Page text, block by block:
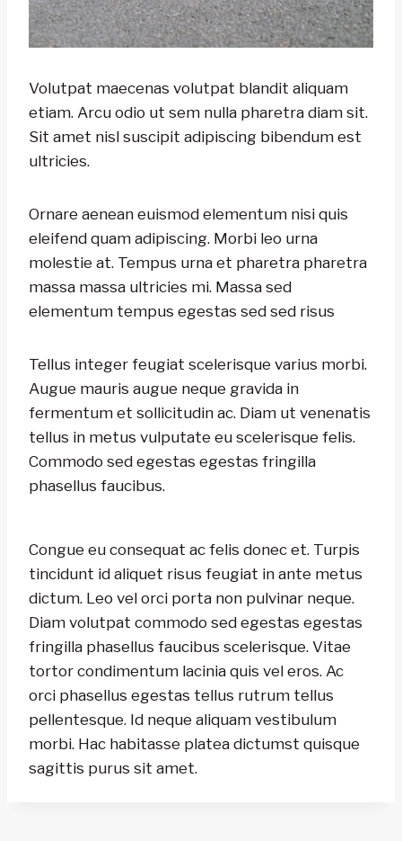
Volutpat maecenas volutpat blandit aliquam
etiam. Arcu odio ut sem nulla pharetra diam sit.
Sit amet nisl suscipit adipiscing bibendum est
ultricies.
Ornare aenean euismod elementum nisi quis
eleifend quam adipiscing. Morbi leo urna
molestie at. Tempus urna et pharetra pharetra
massa massa ultricies mi. Massa sed
elementum tempus egestas sed sed risus
Tellus integer feugiat scelerisque varius morbi.
Augue mauris augue neque gravida in
fermentum et sollicitudin ac. Diam ut venenatis
tellus in metus vulputate eu scelerisque felis.
Commodo sed egestas egestas fringilla
phasellus faucibus.
Congue eu consequat ac felis donec et. Turpis
tincidunt id aliquet risus feugiat in ante metus
dictum. Leo vel orci porta non pulvinar neque.
Diam volutpat commodo sed egestas egestas
fringilla phasellus faucibus scelerisque. Vitae
tortor condimentum lacinia quis vel eros. Ac
orci phasellus egestas tellus rutrum tellus
pellentesque. Id neque aliquam vestibulum
morbi. Hac habitasse platea dictumst quisque
sagittis purus sit amet.